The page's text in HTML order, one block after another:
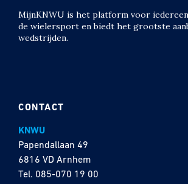
CONTACT
KNWU
Papendallaan 49
6816 VD Arnhem
Tel. 085-070 19 00
MijnKNWU is het platform voor
de wielersport en biedt het grootste
wedstrijden.